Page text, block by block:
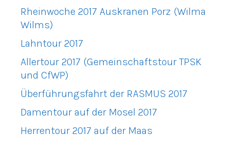
Rheinwoche 2017 Auskranen Porz (Wilma
Wilms)
Lahntour 2017
Allertour 2017 (Gemeinschaftstour TPSK
und CfWP)
Überführungsfahrt der RASMUS 2017
Damentour auf der Mosel 2017
Herrentour 2017 auf der Maas